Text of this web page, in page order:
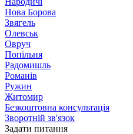
Нова Борова
Звягель
Олевськ
Овруч
Попільня
Радомишль
Романів
Ружин
Житомир
Безкоштовна консультація
Зворотній зв'язок
Задати питання